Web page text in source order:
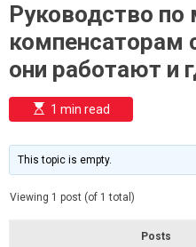
Руководство по
компенсаторам
они работают и
E
s
i
m
e
1 min read
This topic is empty.
Viewing 1 post (of 1 total)
Posts